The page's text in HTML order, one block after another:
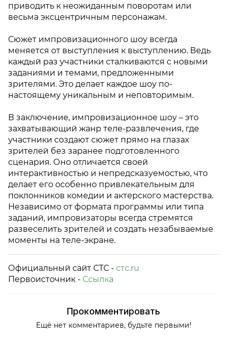
приводить к неожиданным поворотам или
весьма эксцентричным персонажам.
Сюжет импровизационного шоу всегда
меняется от выступления к выступлению. Ведь
каждый раз участники сталкиваются с новыми
заданиями и темами, предложенными
зрителями. Это делает каждое шоу по-
настоящему уникальным и неповторимым.
В заключение, импровизационное шоу – это
захватывающий жанр теле-развлечения, где
участники создают сюжет прямо на глазах
зрителей без заранее подготовленного
сценария. Оно отличается своей
интерактивностью и непредсказуемостью, что
делает его особенно привлекательным для
поклонников комедии и актерского мастерства.
Независимо от формата программы или типа
заданий, импровизаторы всегда стремятся
развеселить зрителей и создать незабываемые
моменты на теле-экране.
Официальный сайт СТС - стс.ru
Первоисточник - Ссылка
Прокомментировать
Ещё нет комментариев, будьте первыми!